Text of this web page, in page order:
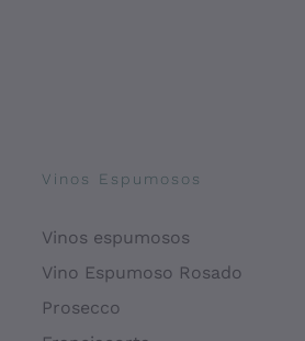
Vinos Espumosos
Vinos espumosos
Vino Espumoso Rosado
Prosecco